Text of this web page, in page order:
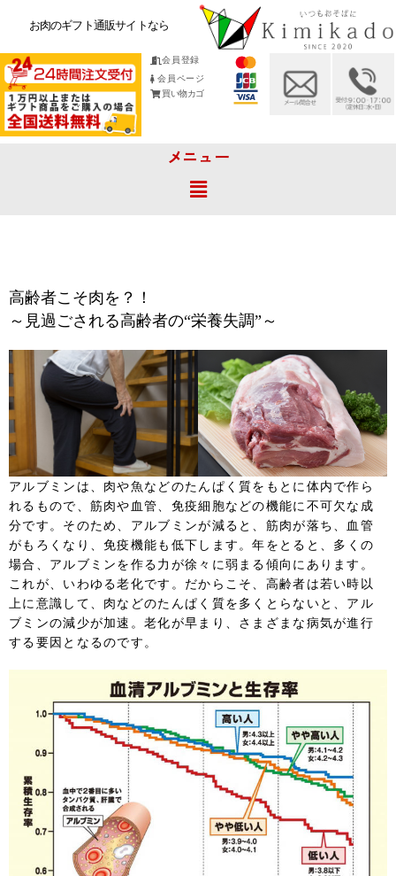
お肉のギフト通販サイトなら
会員登録
会員ページ
買い物カゴ
メニュー
高齢者こそ肉を？！
～見過ごされる高齢者の“栄養失調”～
アルブミンは、肉や魚などのたんぱく質をもとに体内で作ら
れるもので、筋肉や血管、免疫細胞などの機能に不可欠な成
分です。そのため、アルブミンが減ると、筋肉が落ち、血管
がもろくなり、免疫機能も低下します。年をとると、多くの
場合、アルブミンを作る力が徐々に弱まる傾向にあります。
これが、いわゆる老化です。だからこそ、高齢者は若い時以
上に意識して、肉などのたんぱく質を多くとらないと、アル
ブミンの減少が加速。老化が早まり、さまざまな病気が進行
する要因となるのです。